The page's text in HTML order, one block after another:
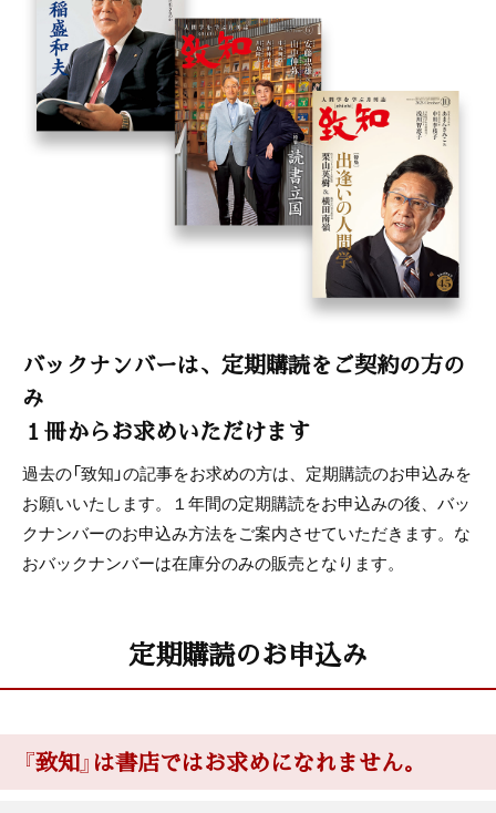
バックナンバーは、定期購読をご契約の方の
み
１冊からお求めいただけます
過去の「致知」の記事をお求めの方は、定期購読のお申込みを
お願いいたします。１年間の定期購読をお申込みの後、バッ
クナンバーのお申込み方法をご案内させていただきます。な
おバックナンバーは在庫分のみの販売となります。
定期購読のお申込み
『致知』は書店ではお求めになれません。